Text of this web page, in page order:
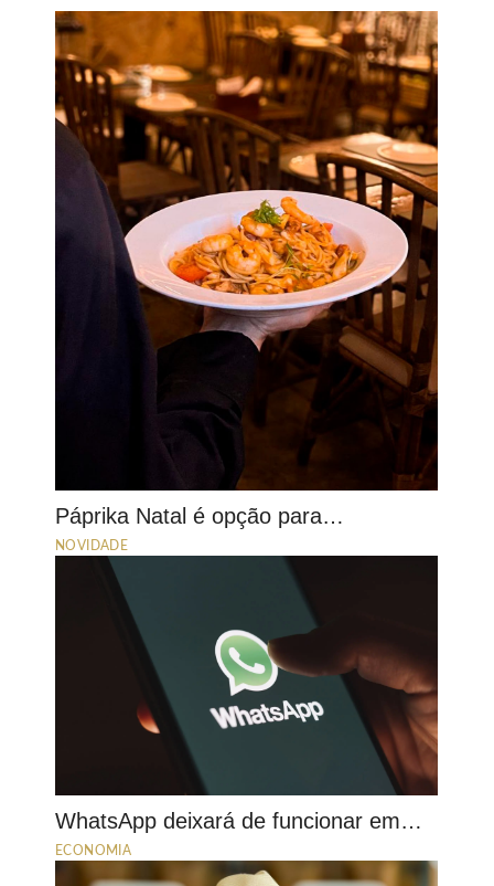
Páprika Natal é opção para…
NOVIDADE
WhatsApp deixará de funcionar em…
ECONOMIA